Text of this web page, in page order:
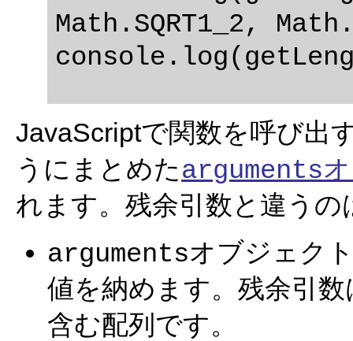
Math.SQRT1_2,
JavaScriptで関数を呼び出
うにまとめたarguments
れます。残余引数と違う
argumentsオブジェク
値を納めます。残余引
含む配列です。